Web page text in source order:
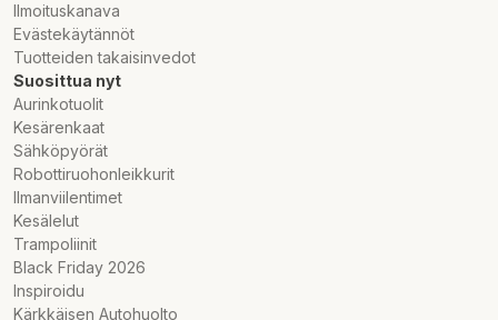
Ilmoituskanava
Evästekäytännöt
Tuotteiden takaisinvedot
Suosittua nyt
Aurinkotuolit
Kesärenkaat
Sähköpyörät
Robottiruohonleikkurit
Ilmanviilentimet
Kesälelut
Trampoliinit
Black Friday 2026
Inspiroidu
Kärkkäisen Autohuolto